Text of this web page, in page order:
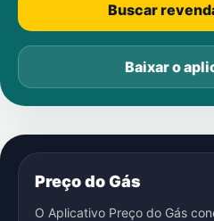
Buscar
Baixar o
Preço do Gás
O Aplicativo Preço do Gás